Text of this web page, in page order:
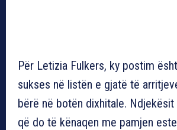
Për Letizia Fulkers, ky postim
sukses në listën e gjatë të
bërë në botën dixhitale.
që do të kënaqen me pamjen